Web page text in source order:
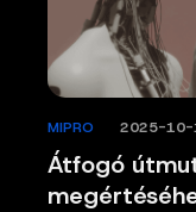
Átfogó
MIPRO 2025-10-